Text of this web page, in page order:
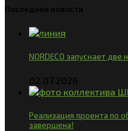
Последние новости
NORDECO запускает
02.07.2026
Реализация проекта по
завершена!